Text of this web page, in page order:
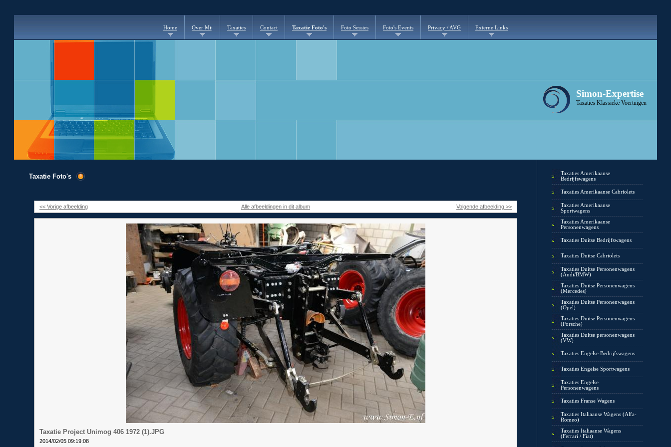
Home Over Mij Taxaties Contact Taxatie Foto's Foto Sessies Foto's Events Privacy / AVG Externe Links
Simon-Expertise
Taxaties Klassieke Voertuigen
Taxatie Foto's
<< Vorige afbeelding Alle afbeeldingen in dit album Volgende afbeelding >>
Taxatie Project Unimog 406 1972 (1).JPG
2014/02/05 09:19:08
Taxaties Amerikaanse
Bedrijfswagens
Taxaties Amerikaanse Cabriolets
Taxaties Amerikaanse
Sportwagens
Taxaties Amerikaanse
Personenwagens
Taxaties Duitse Bedrijfswagens
Taxaties Duitse Cabriolets
Taxaties Duitse Personenwagens
(Audi/BMW)
Taxaties Duitse Personenwagens
(Mercedes)
Taxaties Duitse Personenwagens
(Opel)
Taxaties Duitse Personenwagens
(Porsche)
Taxaties Duitse personenwagens
(VW)
Taxaties Engelse Bedrijfswagens
Taxaties Engelse Sportwagens
Taxaties Engelse
Personenwagens
Taxaties Franse Wagens
Taxaties Italiaanse Wagens (Alfa-
Romeo)
Taxaties Italiaanse Wagens
(Ferrari / Fiat)